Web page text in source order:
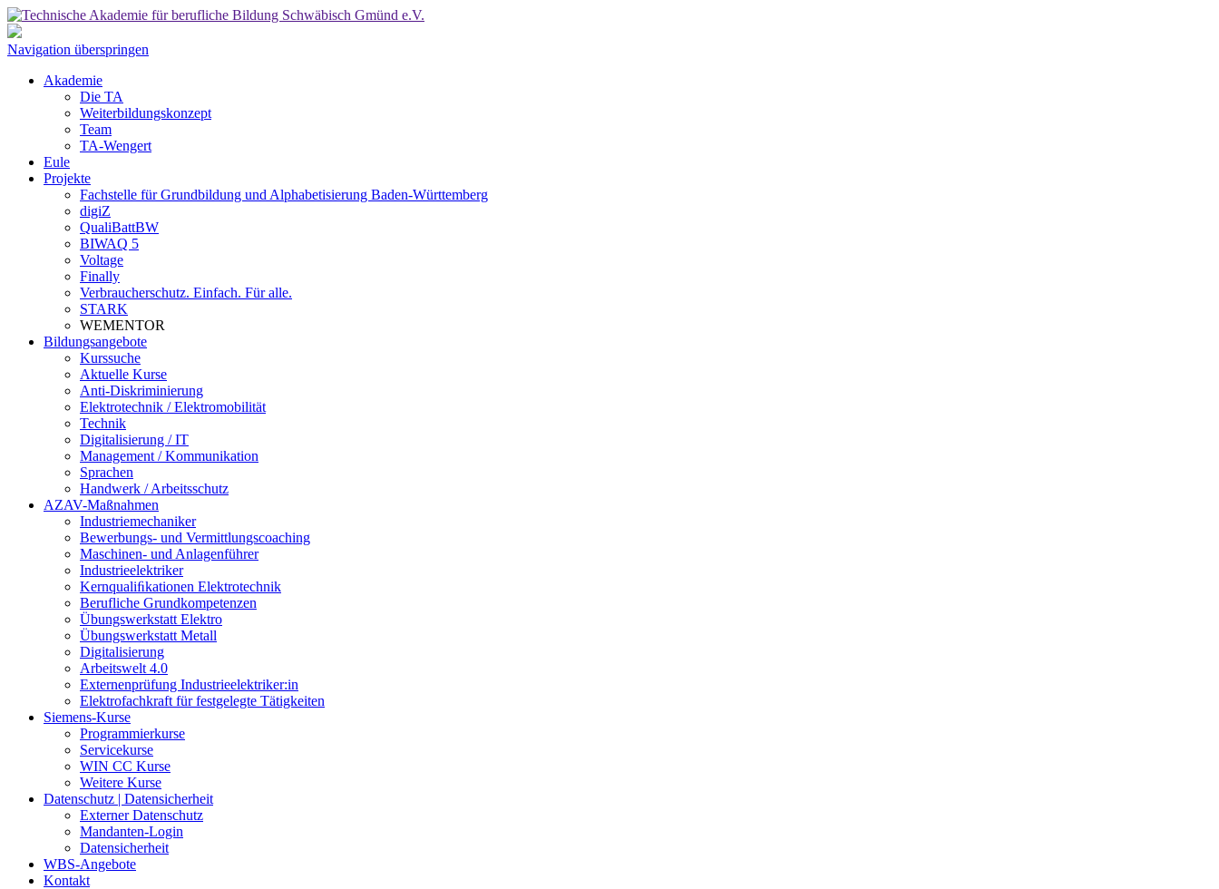
Navigation überspringen
Akademie
Die TA
Weiterbildungskonzept
Team
TA-Wengert
Eule
Projekte
Fachstelle für Grundbildung und Alphabetisierung Baden-Württemberg
digiZ
QualiBattBW
BIWAQ 5
Voltage
Finally
Verbraucherschutz. Einfach. Für alle.
STARK
WEMENTOR
Bildungsangebote
Kurssuche
Aktuelle Kurse
Anti-Diskriminierung
Elektrotechnik / Elektromobilität
Technik
Digitalisierung / IT
Management / Kommunikation
Sprachen
Handwerk / Arbeitsschutz
AZAV-Maßnahmen
Industriemechaniker
Bewerbungs- und Vermittlungscoaching
Maschinen- und Anlagenführer
Industrieelektriker
Kernqualiﬁkationen Elektrotechnik
Berufliche Grundkompetenzen
Übungswerkstatt Elektro
Übungswerkstatt Metall
Digitalisierung
Arbeitswelt 4.0
Externenprüfung Industrieelektriker:in
Elektrofachkraft für festgelegte Tätigkeiten
Siemens-Kurse
Programmierkurse
Servicekurse
WIN CC Kurse
Weitere Kurse
Datenschutz | Datensicherheit
Externer Datenschutz
Mandanten-Login
Datensicherheit
WBS-Angebote
Kontakt